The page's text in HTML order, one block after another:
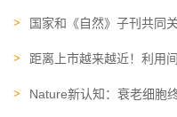
国家和《自然》子刊共同
距离上市越来越近！利用
Nature新认知：衰老细胞